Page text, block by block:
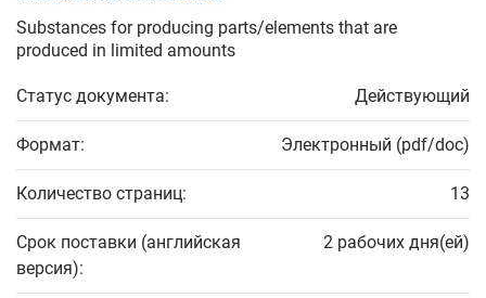
Substances for producing parts/elements that are
produced in limited amounts
Статус документа: Действующий
Формат: Электронный (pdf/doc)
Количество страниц: 13
Срок поставки (английская
версия):
2 рабочих дня(ей)